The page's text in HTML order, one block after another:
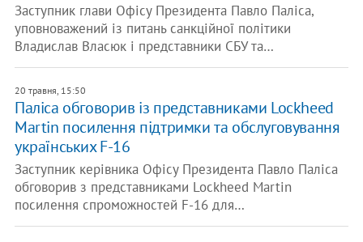
Заступник глави Офісу Президента Павло Паліса,
уповноважений із питань санкційної політики
Владислав Власюк і представники СБУ та…
20 травня, 15:50
Паліса обговорив із представниками Lockheed
Martin посилення підтримки та обслуговування
українських F-16
Заступник керівника Офісу Президента Павло Паліса
обговорив з представниками Lockheed Martin
посилення спроможностей F-16 для…